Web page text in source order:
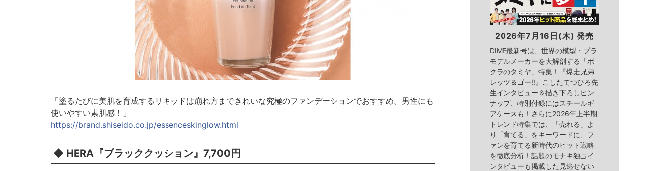
「塗るたびに美肌を育成するリキッドは崩れ方まできれいな究極のファンデーションでおすすめ。男性にも
使いやすい素肌感！」
https://brand.shiseido.co.jp/essenceskinglow.html
◆ HERA『ブラッククッション』7,700円
2026年7月16日(木) 発売
DIME最新号は、世界の模型・プラ
モデルメーカーを大解剖する「ボ
クラのタミヤ」特集！『爆走兄弟
レッツ＆ゴー!!』こしたてつひろ先
生インタビュー＆描き下ろしピン
ナップ、特別付録にはスチールギ
アケースも！さらに2026年上半期
トレンド特集では、「売れる」よ
り「育てる」をキーワードに、フ
ァンを育てる新時代のヒット戦略
を徹底分析！話題のモナキ独占イ
ンタビューも掲載した見逃せない